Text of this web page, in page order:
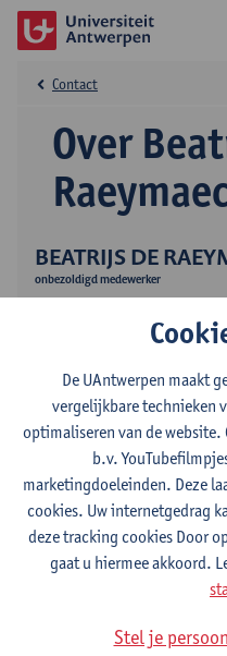
BEATRIJS DE
onbezoldigd medewerker
Over
Contact
Contact
Stadscampus
Venusstraat 23
De UAntwerpen maakt
vergelijkbare technieken
optimaliseren van de website.
b.v.
marketingdoeleinden. Deze
cookies. Uw internetgedrag
deze tracking cookies Door
gaat u hiermee akkoord.
Stel je